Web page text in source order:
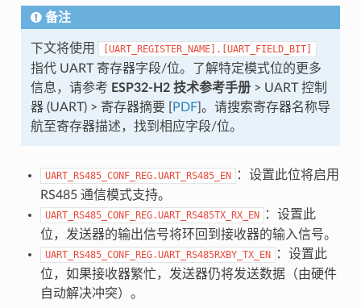
备注
下文将使用 [UART_REGISTER_NAME].[UART_FIELD_BIT]
指代 UART 寄存器字段/位。了解特定模式位的更多
信息，请参考 ESP32-H2 技术参考手册> UART 控制
器 (UART) > 寄存器摘要 [
PDF]。请搜索寄存器名称导
航至寄存器描述，找到相应字段/位。
UART_RS485_CONF_REG.UART_RS485_EN
：设置此位将启用
RS485 通信模式支持。
UART_RS485_CONF_REG.UART_RS485TX_RX_EN
：设置此
位，发送器的输出信号将环回到接收器的输入信号。
UART_RS485_CONF_REG.UART_RS485RXBY_TX_EN
：设置此
位，如果接收器繁忙，发送器仍将发送数据（由硬件
自动解决冲突）。